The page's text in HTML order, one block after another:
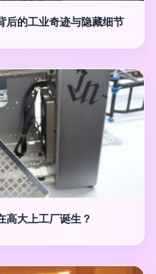
后的工业奇迹与隐藏细节
高大上工厂诞生？